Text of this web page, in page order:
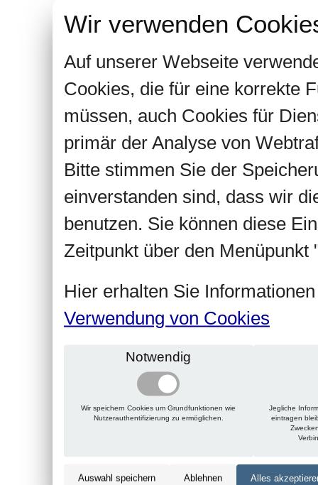
Wir verwenden
Auf unserer Webseite
Cookies, die für eine korrekte
müssen, auch Cookies für
primär der Analyse von
Bitte stimmen Sie der
einverstanden sind, dass wir
benutzen. Sie können diese
Zeitpunkt über den Menüpunkt
Hier erhalten Sie
Verwendung von Cookies
Notwendig
Wir speichern Cookies um Grundfunktionen wie
Nutzerauthentifizierung zu ermöglichen.
Jegliche
eintragen
Auswahl speichern Ablehnen Alles